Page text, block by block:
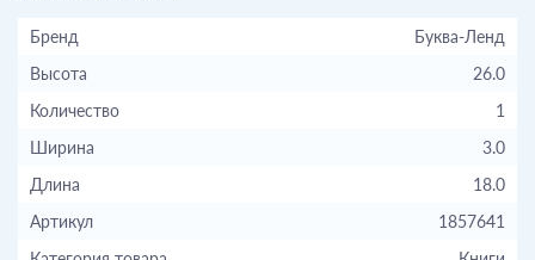
Бренд
Буква-Ленд
Высота
26.0
Количество
1
Ширина
3.0
Длина
18.0
Артикул
1857641